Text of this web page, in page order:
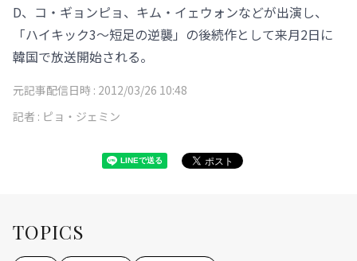
D、コ・ギョンピョ、キム・イェウォンなどが出演し、
「ハイキック3～短足の逆襲」の後続作として来月2日に
韓国で放送開始される。
元記事配信日時 : 2012/03/26 10:48
記者 : ピョ・ジェミン
TOPICS